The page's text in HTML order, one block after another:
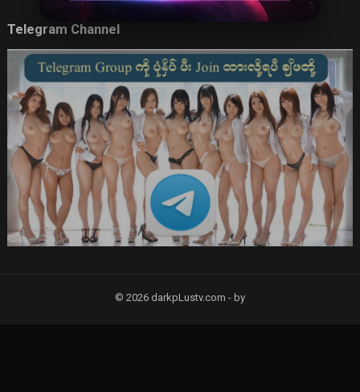
Telegram Channel
© 2026 darkpLustv.com - by